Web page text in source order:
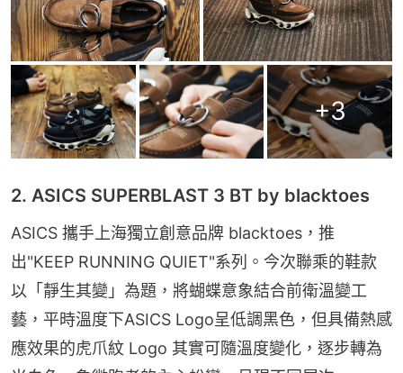
+3
2. ASICS SUPERBLAST 3 BT by blacktoes
ASICS 攜手上海獨立創意品牌 blacktoes，推
出"KEEP RUNNING QUIET"系列。今次聯乘的鞋款
以「靜生其變」為題，將蝴蝶意象結合前衛溫變工
藝，平時溫度下ASICS Logo呈低調黑色，但具備熱感
應效果的虎爪紋 Logo 其實可隨溫度變化，逐步轉為